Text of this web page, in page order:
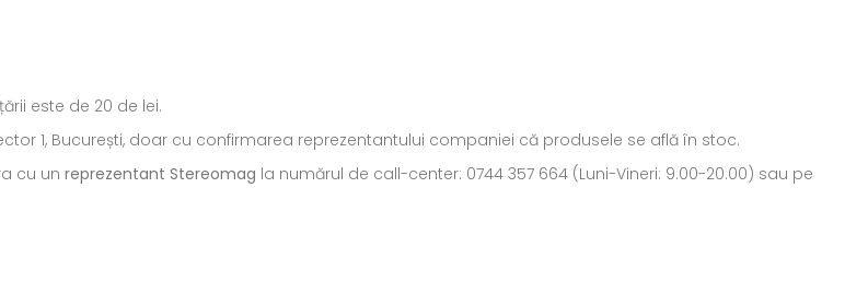
este de 20 de lei.
1, București, doar cu confirmarea reprezentantului companiei că produsele se află în stoc.
cu un reprezentant Stereomag la numărul de call-center: 0744 357 664 (Luni-Vineri: 9.00-20.00) sau pe